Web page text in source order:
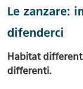
Le zanzare:
difenderci
Habitat
differenti.